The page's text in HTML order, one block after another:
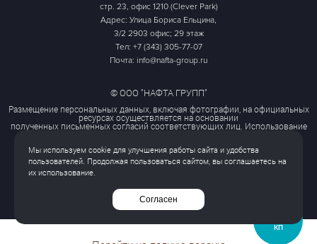
стр. 23, офис 1210 (Clever Park)
Адрес: Улица Бориса Ельцина,
3/2 2903 офис; 29 этаж
Тел: +7 (343) 305-77-07
Почта: info@nafta-group.ru
© ООО "НАФТА ГРУПП"
Размещение персональных данных, включая фотографии, на официальных
ресурсах осуществляется на основании
полученных письменных согласий соответствующих лиц. Использование
Политика обработки персональных данных
Согласие на обработку персональных данных
КП
Мы используем cookie для улучшения работы сайта и удобства
пользователей. Продолжая пользоваться сайтом, вы соглашаетесь на
их использование.
Согласен